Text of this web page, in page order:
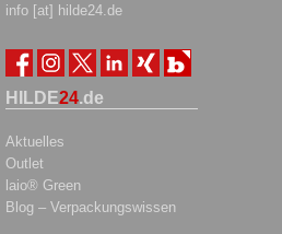
info [at] hilde24.de
HILDE24.de
Aktuelles
Outlet
laio® Green
Blog – Verpackungswissen